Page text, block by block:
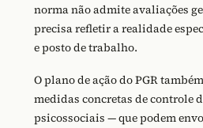
norma não admite avaliações
precisa refletir a realidade
e posto de trabalho.
O plano de ação do PGR
medidas concretas de controle
psicossociais — que podem